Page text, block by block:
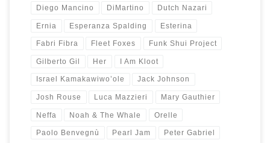
Diego Mancino DiMartino Dutch Nazari
Ernia Esperanza Spalding Esterina
Fabri Fibra Fleet Foxes Funk Shui Project
Gilberto Gil Her I Am Kloot
Israel Kamakawiwo’ole Jack Johnson
Josh Rouse Luca Mazzieri Mary Gauthier
Neffa Noah & The Whale Orelle
Paolo Benvegnù Pearl Jam Peter Gabriel